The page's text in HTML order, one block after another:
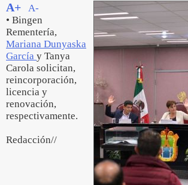
A+
A-
• Bingen
Rementería,
Mariana Dunyaska
García y Tanya
Carola solicitan,
reincorporación,
licencia y
renovación,
respectivamente.
Redacción//